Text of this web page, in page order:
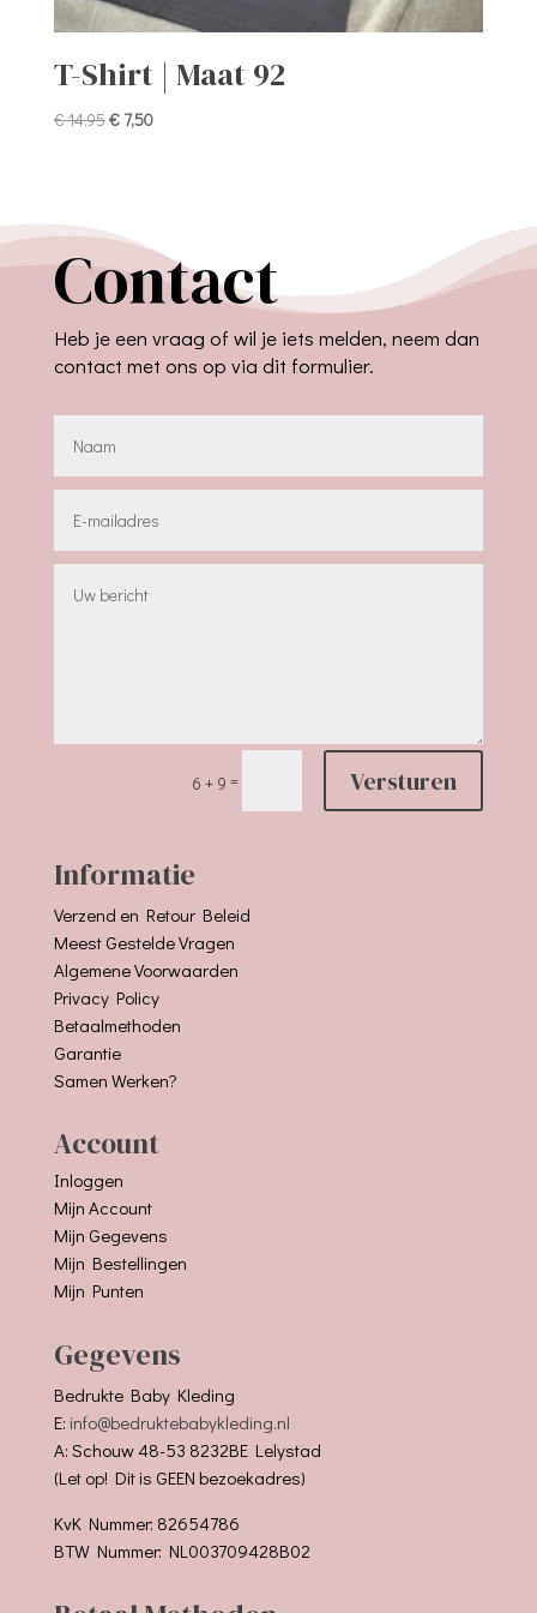
T-Shirt | Maat 92
€14,95Oorspronkelijke
€7,50Huidige
Contact
Heb je een vraag of wil je iets melden, neem dan
contact met ons op via dit formulier.
6 + 9 = Versturen
Informatie
Verzend en Retour Beleid
Meest Gestelde Vragen
Algemene Voorwaarden
Privacy Policy
Betaalmethoden
Garantie
Samen Werken?
Account
Inloggen
Mijn Account
Mijn Gegevens
Mijn Bestellingen
Mijn Punten
Gegevens
Bedrukte Baby Kleding
E: info@bedruktebabykleding.nl
A: Schouw 48-53 8232BE Lelystad
(Let op! Dit is GEEN bezoekadres)
KvK Nummer: 82654786
BTW Nummer: NL003709428B02